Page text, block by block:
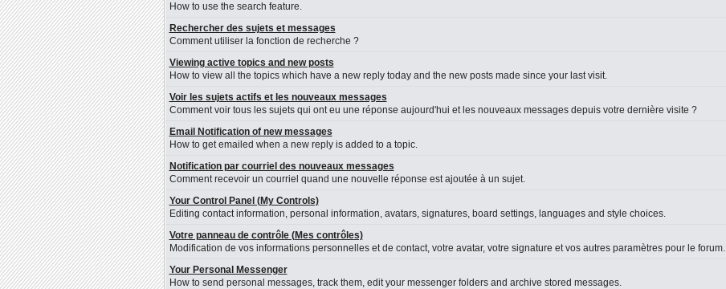
How to use the search feature.
Rechercher des sujets et messages
Comment utiliser la fonction de recherche ?
Viewing active topics and new posts
How to view all the topics which have a new reply today and the new posts made since your last visit.
Voir les sujets actifs et les nouveaux messages
Comment voir tous les sujets qui ont eu une réponse aujourd'hui et les nouveaux messages depuis votre dernière visite ?
Email Notification of new messages
How to get emailed when a new reply is added to a topic.
Notification par courriel des nouveaux messages
Comment recevoir un courriel quand une nouvelle réponse est ajoutée à un sujet.
Your Control Panel (My Controls)
Editing contact information, personal information, avatars, signatures, board settings, languages and style choices.
Votre panneau de contrôle (Mes contrôles)
Modification de vos informations personnelles et de contact, votre avatar, votre signature et vos autres paramètres pour le forum.
Your Personal Messenger
How to send personal messages, track them, edit your messenger folders and archive stored messages.